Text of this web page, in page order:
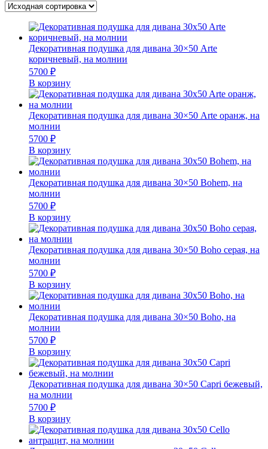
Декоративная подушка для дивана 30×50 Arte
коричневый, на молнии
5700 ₽
В корзину
Декоративная подушка для дивана 30×50 Arte оранж, на
молнии
5700 ₽
В корзину
Декоративная подушка для дивана 30×50 Bohem, на
молнии
5700 ₽
В корзину
Декоративная подушка для дивана 30×50 Boho серая, на
молнии
5700 ₽
В корзину
Декоративная подушка для дивана 30×50 Boho, на
молнии
5700 ₽
В корзину
Декоративная подушка для дивана 30×50 Capri бежевый,
на молнии
5700 ₽
В корзину